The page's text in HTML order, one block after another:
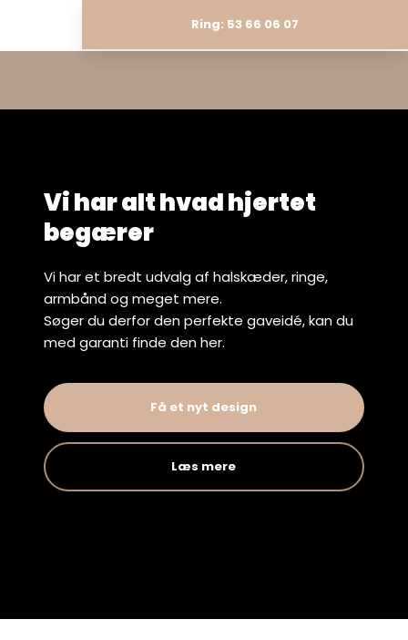
Ring: 53 66 06 07
Vi har alt hvad hjertet
begærer
Vi har et bredt udvalg af halskæder, ringe,
armbånd og meget mere.
Søger du derfor den perfekte gaveidé, kan du
med garanti finde den her.
​Få et nyt design
Læs mere​